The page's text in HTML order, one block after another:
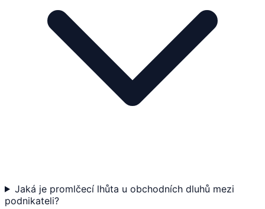
Jaká je promlčecí lhůta u obchodních dluhů mezi
podnikateli?